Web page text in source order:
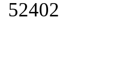
52402